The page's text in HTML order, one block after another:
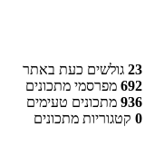
23 גולשים כעת באתר
692 מפרסמי מתכונים
936 מתכונים טעימים
0 קטגוריות מתכונים